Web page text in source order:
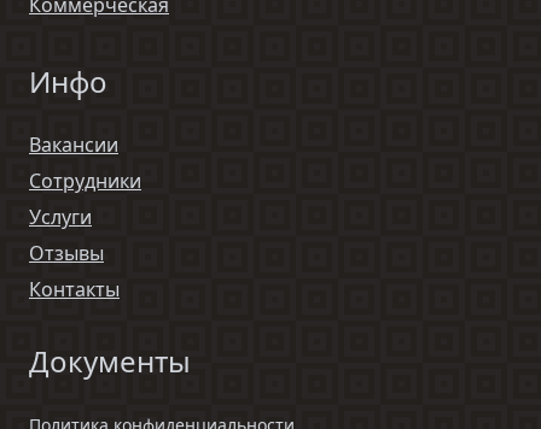
Инфо
Вакансии
Сотрудники
Услуги
Отзывы
Контакты
Документы